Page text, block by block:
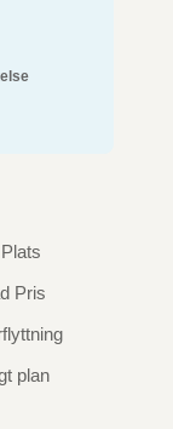
Pris
plan